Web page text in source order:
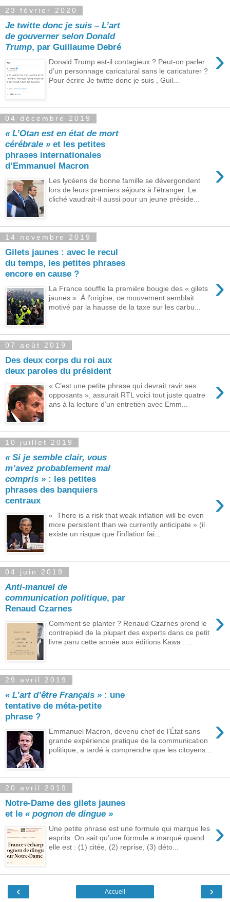
23 février 2020
Je twitte donc je suis – L’art
de gouverner selon Donald
Trump, par Guillaume Debré ›
Donald Trump est-il contagieux ? Peut-on parler
d’un personnage caricatural sans le caricaturer ?
Pour écrire Je twitte donc je suis , Guil...
04 décembre 2019
« L’Otan est en état de mort
cérébrale » et les petites
phrases internationales
d’Emmanuel Macron
›
Les lycéens de bonne famille se dévergondent
lors de leurs premiers séjours à l’étranger. Le
cliché vaudrait-il aussi pour un jeune préside...
14 novembre 2019
Gilets jaunes : avec le recul
du temps, les petites phrases
encore en cause ?
›
La France souffle la première bougie des « gilets
jaunes ». À l’origine, ce mouvement semblait
motivé par la hausse de la taxe sur les carbu...
07 août 2019
Des deux corps du roi aux
deux paroles du président
›
« C’est une petite phrase qui devrait ravir ses
opposants », assurait RTL voici tout juste quatre
ans à la lecture d’un entretien avec Emm...
10 juillet 2019
« Si je semble clair, vous
m’avez probablement mal
compris » : les petites
phrases des banquiers
centraux
›
« There is a risk that weak inflation will be even
more persistent than we currently anticipate » (il
existe un risque que l’inflation fai...
04 juin 2019
Anti-manuel de
communication politique, par
Renaud Czarnes
›
Comment se planter ? Renaud Czarnes prend le
contrepied de la plupart des experts dans ce petit
livre paru cette année aux éditions Kawa : ...
29 avril 2019
« L’art d’être Français » : une
tentative de méta-petite
phrase ?
›
Emmanuel Macron, devenu chef de l’État sans
grande expérience pratique de la communication
politique, a tardé à comprendre que les citoyens...
20 avril 2019
Notre-Dame des gilets jaunes
et le « pognon de dingue »
›
Une petite phrase est une formule qui marque les
esprits. On sait qu’une formule a marqué quand
elle est : (1) citée, (2) reprise, (3) déto...
‹ ›
Accueil